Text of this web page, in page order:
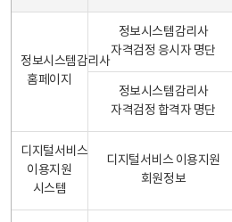
정보시스템감리사
홈페이지
정보시스템감리사
자격검정 응시자 명단
정보시스템감리사
자격검정 합격자 명단
디지털서비스
이용지원
시스템
디지털서비스 이용지원
회원정보